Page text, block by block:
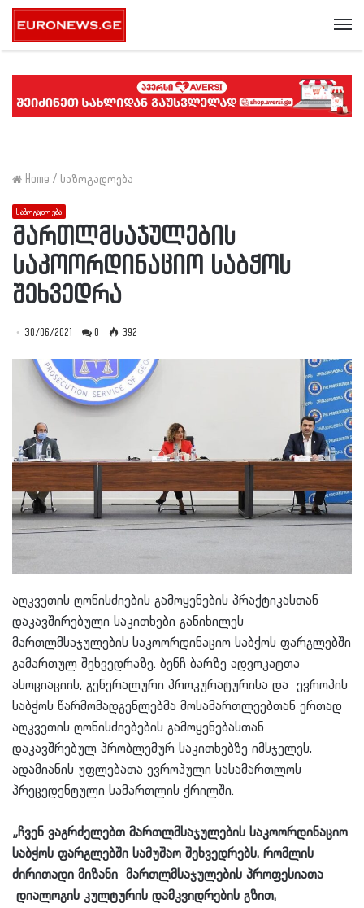
Home / საზოგადოება
საზოგადოება
მართლმსაჯულების
საკოორდინაციო საბჭოს
შეხვედრა
30/06/2021 0 392
აღკვეთის ღონისძიების გამოყენების პრაქტიკასთან
დაკავშირებული საკითხები განიხილეს
მართლმსაჯულების საკოორდინაციო საბჭოს ფარგლებში
გამართულ შეხვედრაზე. ბენჩ ბარზე ადვოკატთა
ასოციაციის, გენერალური პროკურატურისა და ევროპის
საბჭოს წარმომადგენლებმა მოსამართლეებთან ერთად
აღკვეთის ღონისძიებების გამოყენებასთან
დაკავშრებულ პრობლემურ საკითხებზე იმსჯელეს,
ადამიანის უფლებათა ევროპული სასამართლოს
პრეცედენტული სამართლის ჭრილში.
„ჩვენ ვაგრძელებთ მართლმსაჯულების საკოორდინაციო
საბჭოს ფარგლებში სამუშაო შეხვედრებს, რომლის
ძირითადი მიზანი მართლმსაჯულების პროფესიათა
დიალოგის კულტურის დამკვიდრების გზით,